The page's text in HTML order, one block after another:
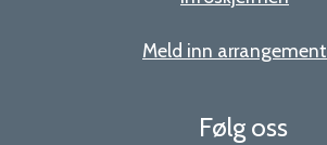
Meld inn arrangement
Følg oss